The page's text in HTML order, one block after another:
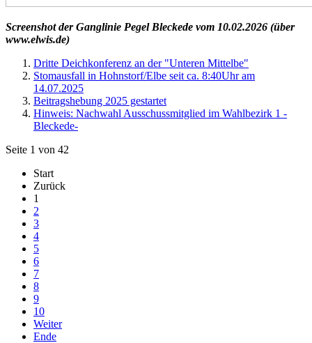
Screenshot der Ganglinie Pegel Bleckede vom 10.02.2026 (über
www.elwis.de)
Dritte Deichkonferenz an der "Unteren Mittelbe"
Stomausfall in Hohnstorf/Elbe seit ca. 8:40Uhr am
14.07.2025
Beitragshebung 2025 gestartet
Hinweis: Nachwahl Ausschussmitglied im Wahlbezirk 1 -
Bleckede-
Seite 1 von 42
Start
Zurück
1
2
3
4
5
6
7
8
9
10
Weiter
Ende